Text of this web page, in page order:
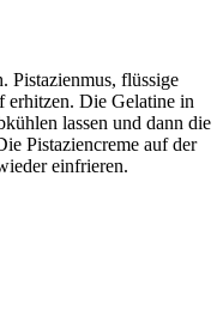
Pistazienmus, flüssige
erhitzen. Die Gelatine in
lassen und dann die
Pistaziencreme auf der
einfrieren.